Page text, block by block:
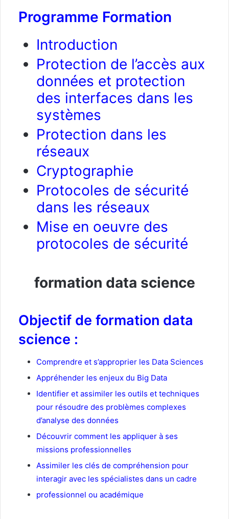
Programme Formation
Introduction
Protection de l’accès aux
données et protection
des interfaces dans les
systèmes
Protection dans les
réseaux
Cryptographie
Protocoles de sécurité
dans les réseaux
Mise en oeuvre des
protocoles de sécurité
formation data science
Objectif de formation data
science :
Comprendre et s’approprier les Data Sciences
Appréhender les enjeux du Big Data
Identifier et assimiler les outils et techniques
pour résoudre des problèmes complexes
d’analyse des données
Découvrir comment les appliquer à ses
missions professionnelles
Assimiler les clés de compréhension pour
interagir avec les spécialistes dans un cadre
professionnel ou académique